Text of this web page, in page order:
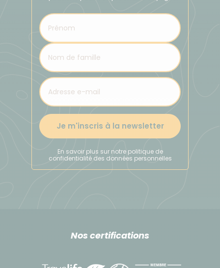
Je m'inscris à la newsletter
En savoir plus sur notre politique de
confidentialité des données personnelles
Nos certifications